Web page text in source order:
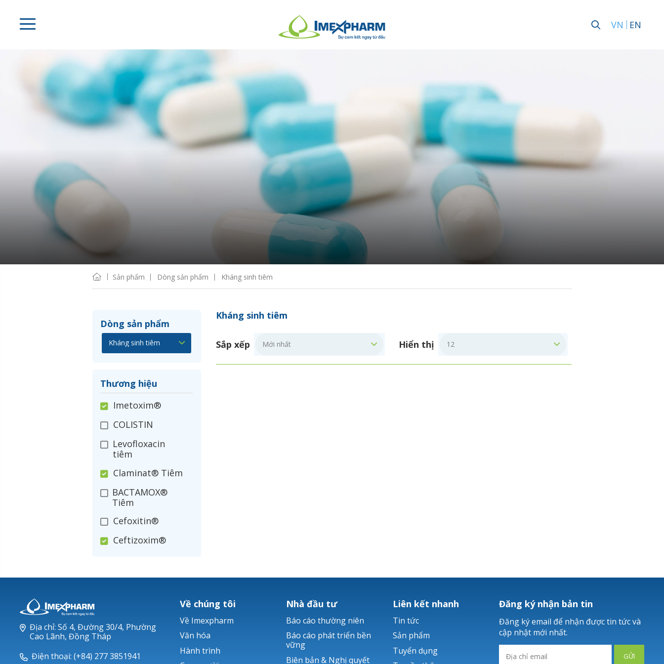
VN EN
Sản phẩm Dòng sản phẩm Kháng sinh tiêm
Dòng sản phẩm
Thương hiệu
Imetoxim®
COLISTIN
Levofloxacin
tiêm
Claminat® Tiêm
BACTAMOX®
Tiêm
Cefoxitin®
Ceftizoxim®
Nerusyn®
Ticarlinat®
Zobacta®
Kháng sinh tiêm
Sắp xếp Hiển thị
Địa chỉ: Số 4, Đường 30/4, Phường
Cao Lãnh, Đồng Tháp
Điện thoại: (+84) 277 3851941
Về chúng tôi
Về Imexpharm
Văn hóa
Hành trình
Nhà đầu tư
Báo cáo thường niên
Báo cáo phát triển bền
vững
Biên bản & Nghị quyết
Liên kết nhanh
Tin tức
Sản phẩm
Tuyển dụng
Đăng ký nhận bản tin
Đăng ký email để nhận được tin tức và
cập nhật mới nhất.
GỬI